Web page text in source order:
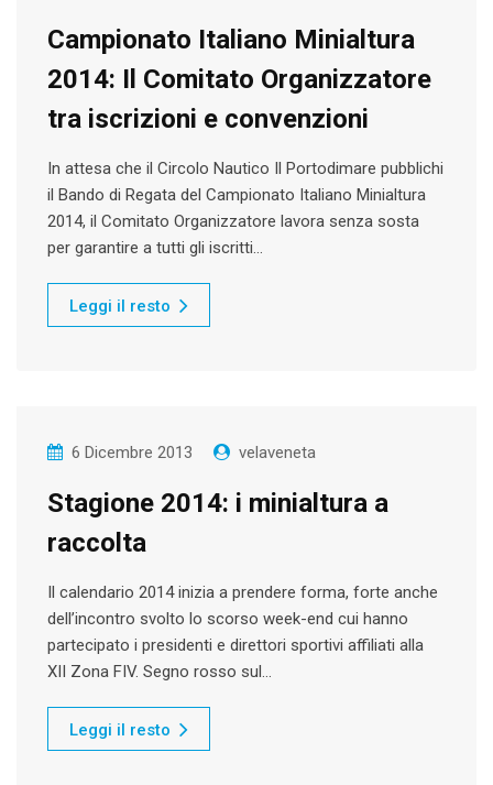
Campionato Italiano Minialtura
2014: Il Comitato Organizzatore
tra iscrizioni e convenzioni
In attesa che il Circolo Nautico Il Portodimare pubblichi
il Bando di Regata del Campionato Italiano Minialtura
2014, il Comitato Organizzatore lavora senza sosta
per garantire a tutti gli iscritti…
Leggi il resto
6 Dicembre 2013 velaveneta
Stagione 2014: i minialtura a
raccolta
Il calendario 2014 inizia a prendere forma, forte anche
dell’incontro svolto lo scorso week-end cui hanno
partecipato i presidenti e direttori sportivi affiliati alla
XII Zona FIV. Segno rosso sul…
Leggi il resto